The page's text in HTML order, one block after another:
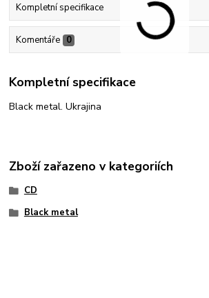
Kompletní specifikace
Komentáře 0
Kompletní specifikace
Black metal. Ukrajina
Zboží zařazeno v kategoriích
CD
Black metal